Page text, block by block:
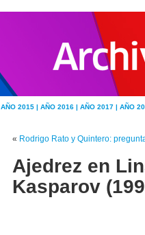
AÑO 2015 | AÑO 2016 | AÑO 2017 | AÑO
« Rodrigo Rato y Quintero:
Ajedrez en
Kasparov